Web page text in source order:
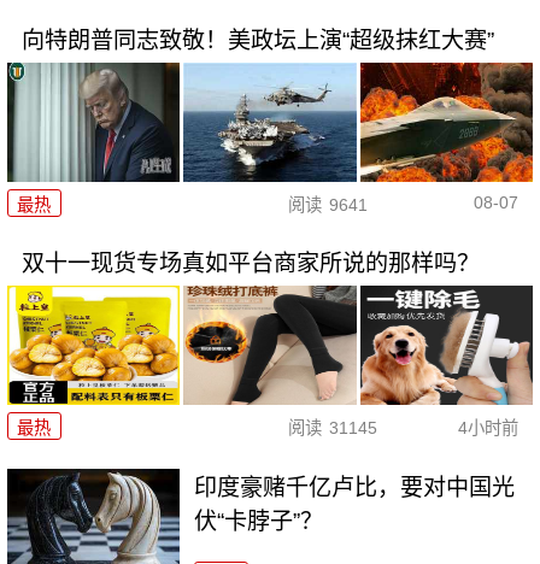
向特朗普同志致敬！美政坛上演“超级抹红大赛”
最热 阅读 9641 08-07
双十一现货专场真如平台商家所说的那样吗？
最热 阅读 31145 4小时前
印度豪赌千亿卢比，要对中国光
伏“卡脖子”？